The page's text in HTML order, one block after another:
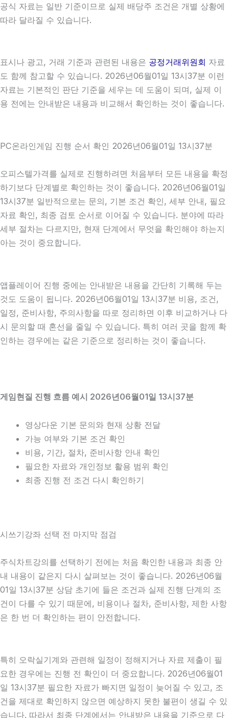
공식 자료는 일반 기준이므로 실제 배당주 조건은 개별 상황에
따라 달라질 수 있습니다.
표시나 광고, 거래 기준과 관련된 내용은 공정거래위원회 자료
도 함께 참고할 수 있습니다. 2026년06월01일 13시37분 이런
자료는 기본적인 판단 기준을 세우는 데 도움이 되며, 실제 이
용 전에는 안내받은 내용과 비교해서 확인하는 것이 좋습니다.
PC온라인게임 진행 순서 확인 2026년06월01일 13시37분
오피스텔가격를 실제로 진행하려면 처음부터 모든 내용을 확정
하기보다 단계별로 확인하는 것이 좋습니다. 2026년06월01일
13시37분 일반적으로는 문의, 기본 조건 확인, 세부 안내, 필요
자료 확인, 최종 검토 순서로 이어질 수 있습니다. 분야에 따라
세부 절차는 다르지만, 현재 단계에서 무엇을 확인해야 하는지
아는 것이 중요합니다.
앱플레이어 진행 중에는 안내받은 내용을 간단히 기록해 두는
것도 도움이 됩니다. 2026년06월01일 13시37분 비용, 조건,
일정, 준비사항, 주의사항을 따로 정리하면 이후 비교하거나 다
시 문의할 때 혼선을 줄일 수 있습니다. 특히 여러 곳을 함께 확
인하는 경우에는 같은 기준으로 정리하는 것이 좋습니다.
게임현질 진행 흐름 예시 2026년06월01일 13시37분
영상다운 기본 문의와 현재 상황 전달
가능 여부와 기본 조건 확인
비용, 기간, 절차, 준비사항 안내 확인
필요한 자료와 개인정보 활용 범위 확인
최종 진행 전 조건 다시 확인하기
시쓰기강좌 선택 전 마지막 점검
주식차트강의를 선택하기 전에는 처음 확인한 내용과 최종 안
내 내용이 같은지 다시 살펴보는 것이 좋습니다. 2026년06월
01일 13시37분 상담 초기에 들은 조건과 실제 진행 단계의 조
건이 다를 수 있기 때문에, 비용이나 절차, 준비사항, 제한 사항
은 한 번 더 확인하는 편이 안전합니다.
특히 오락실기계와 관련해 일정이 정해지거나 자료 제출이 필
요한 경우에는 진행 전 확인이 더 중요합니다. 2026년06월01
일 13시37분 필요한 자료가 빠지면 일정이 늦어질 수 있고, 조
건을 제대로 확인하지 않으면 예상하지 못한 불편이 생길 수 있
습니다. 따라서 최종 단계에서는 안내받은 내용을 기준으로 다